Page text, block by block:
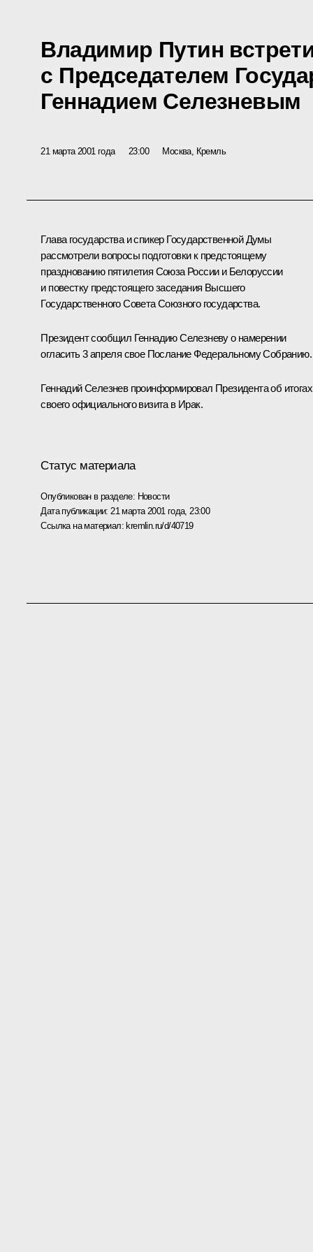
Владимир Путин
с Председателем
Геннадием Селезневым
21 марта 2001 года 23:00 Москва, Кремль
Глава государства и спикер Государственной Думы
рассмотрели вопросы подготовки к предстоящему
празднованию пятилетия Союза России и Белоруссии
и повестку предстоящего заседания Высшего
Государственного Совета Союзного государства.
Президент сообщил Геннадию Селезневу о намерении
огласить 3 апреля свое Послание Федеральному Собранию.
Геннадий Селезнев проинформировал Президента об итогах
своего официального визита в Ирак.
Статус материала
Опубликован в разделе: Новости
Дата публикации: 21 марта 2001 года, 23:00
Ссылка на материал:kremlin.ru/d/40719